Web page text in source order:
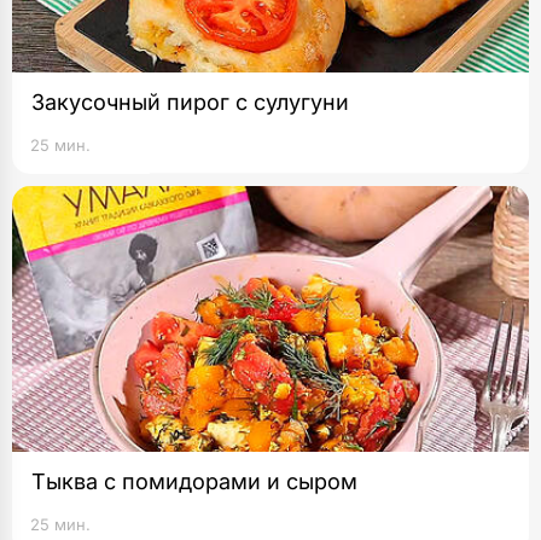
Закусочный пирог с сулугуни
25 мин.
Тыква с помидорами и сыром
25 мин.